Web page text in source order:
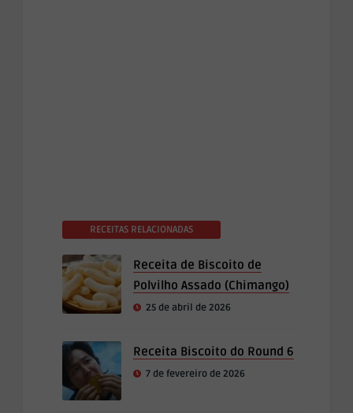
RECEITAS RELACIONADAS
Receita de Biscoito de
Polvilho Assado (Chimango)
25 de abril de 2026
Receita Biscoito do Round 6
7 de fevereiro de 2026